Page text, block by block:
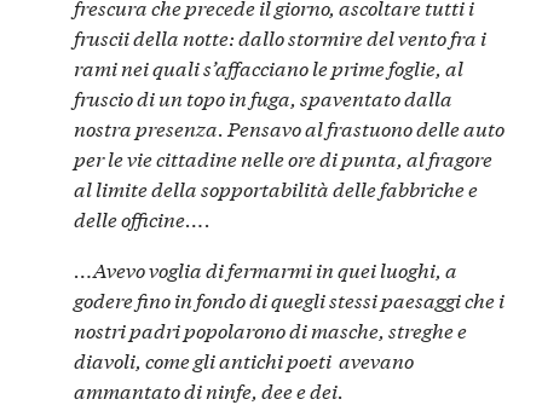
frescura che precede il giorno, ascoltaretutti i
fruscii della notte: dallo stormire del vento fra i
rami nei quali s’affacciano le prime foglie, al
fruscio di un topo in fuga, spaventato dalla
nostra presenza. Pensavo al frastuono delle auto
per le vie cittadine nelle ore di punta, al fragore
al limite della sopportabilità delle fabbriche e
delle officine….
…Avevo voglia di fermarmi in quei luoghi, a
godere fino in fondo di quegli stessi paesaggi che i
nostri padri popolarono di masche, streghe e
diavoli, come gli antichi poeti avevano
ammantato di ninfe, dee e dei.